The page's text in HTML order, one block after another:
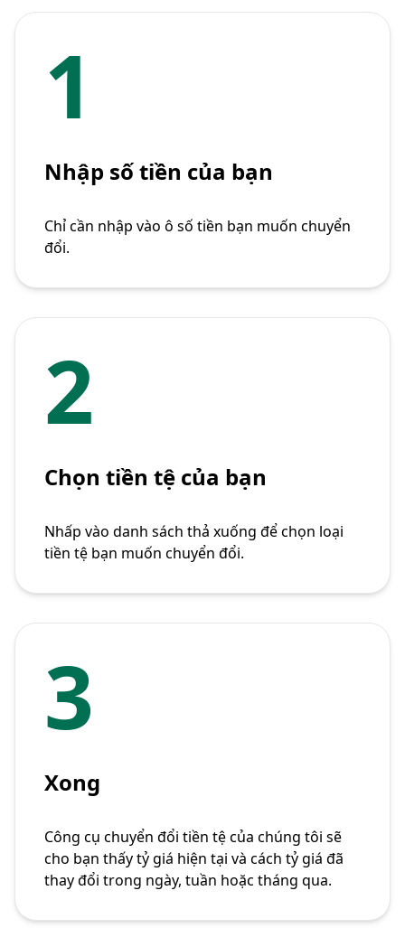
1
Nhập số tiền của bạn
Chỉ cần nhập vào ô số tiền bạn muốn chuyển
đổi.
2
Chọn tiền tệ của bạn
Nhấp vào danh sách thả xuống để chọn loại
tiền tệ bạn muốn chuyển đổi.
3
Xong
Công cụ chuyển đổi tiền tệ của chúng tôi sẽ
cho bạn thấy tỷ giá hiện tại và cách tỷ giá đã
thay đổi trong ngày, tuần hoặc tháng qua.